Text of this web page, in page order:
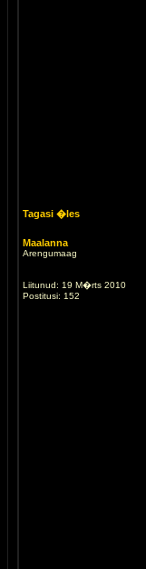
Tagasi �les
Maalanna
Arengumaag
Liitunud: 19 M�rts 2010
Postitusi: 152